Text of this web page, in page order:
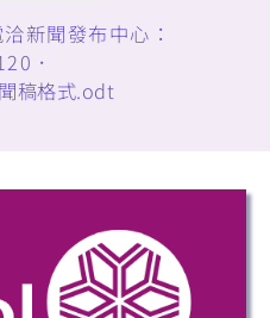
新聞發布中心：
．
稿格式.odt